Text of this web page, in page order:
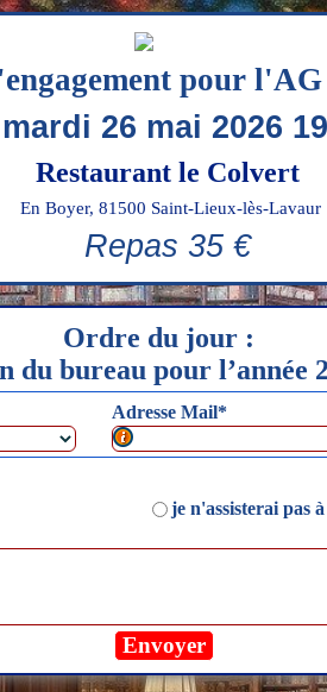
pour
26 mai 2026
Restaurant le Colvert
En Boyer, 81500 Saint-Lieux-lès-Lavaur
Repas 35 €
Ordre du jour :
du bureau pour l’année
Adresse Mail*
je n'assisterai pas